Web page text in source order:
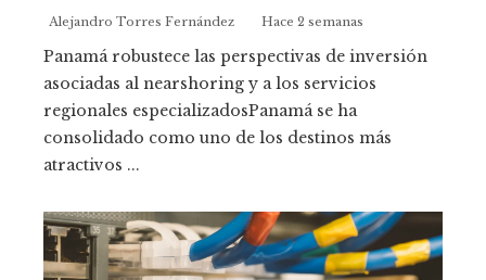
Alejandro Torres Fernández Hace 2 semanas
Panamá robustece las perspectivas de inversión
asociadas al nearshoring y a los servicios
regionales especializadosPanamá se ha
consolidado como uno de los destinos más
atractivos ...